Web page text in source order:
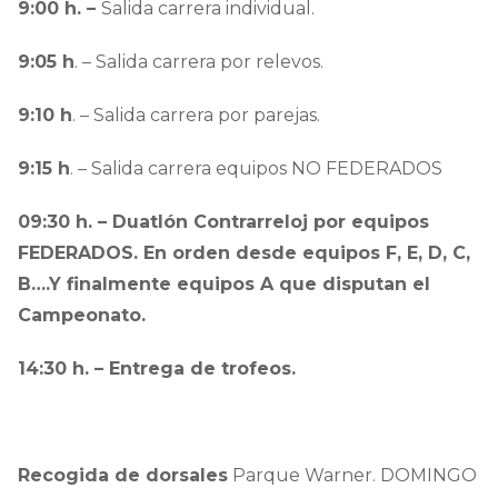
9:00 h. – Salida carrera individual.
9:05 h. – Salida carrera por relevos.
9:10 h. – Salida carrera por parejas.
9:15 h. – Salida carrera equipos NO FEDERADOS
09:30 h. – Duatlón Contrarreloj por equipos
FEDERADOS. En orden desde equipos F, E, D, C,
B….Y finalmente equipos A que disputan el
Campeonato.
14:30 h. – Entrega de trofeos.
Recogida de dorsales Parque Warner. DOMINGO